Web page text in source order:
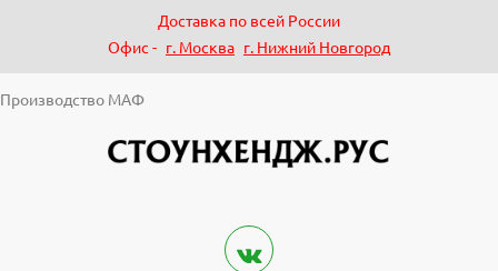
Доставка по всей России
Офис - г. Москва г. Нижний Новгород
Производство МАФ